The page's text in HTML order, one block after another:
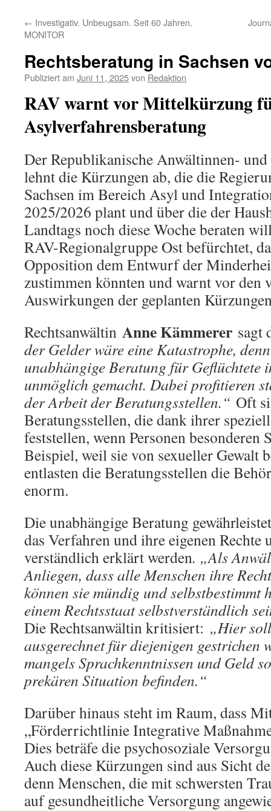
← Investigativ. Unbeugsam. Seit 60 Jahren.
MONITOR
Rechtsberatung in Sachsen
Publiziert am Juni 11, 2025von Redaktion
RAV warnt vor Mittelkürzung
Asylverfahrensberatung
Der Republikanische Anwältinnen-
lehnt die Kürzungen ab, die die
Sachsen im Bereich Asyl und
2025/2026 plant und über die der
Landtags noch diese Woche beraten
RAV-Regionalgruppe Ost befürchtet,
Opposition dem Entwurf der
zustimmen könnten und warnt vor den
Auswirkungen der geplanten
Rechtsanwältin Anne Kämmerer sagt
der Gelder wäre eine Katastrophe,
unabhängige Beratung für Geflüchtete
unmöglich gemacht. Dabei profitieren
der Arbeit der Beratungsstellen.“ Oft
Beratungsstellen, die dank ihrer
feststellen, wenn Personen besonderen
Beispiel, weil sie von sexueller Gewalt
entlasten die Beratungsstellen die
enorm.
Die unabhängige Beratung
das Verfahren und ihre eigenen Rechte
verständlich erklärt werden. „Als
Anliegen, dass alle Menschen ihre
können sie mündig und selbstbestimmt
einem Rechtsstaat selbstverständlich
Die Rechtsanwältin kritisiert: „Hier
ausgerechnet für diejenigen gestrichen
mangels Sprachkenntnissen und Geld
prekären Situation befinden.“
Darüber hinaus steht im Raum, dass
„Förderrichtlinie Integrative
Dies beträfe die psychosoziale
Auch diese Kürzungen sind aus Sicht
denn Menschen, die mit schwersten
auf gesundheitliche Versorgung